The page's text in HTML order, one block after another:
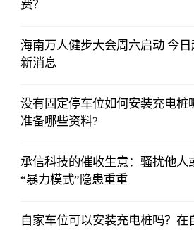
费？
海南万人健步大会周六启动 今
新消息
没有固定停车位如何安装充电桩
准备哪些资料?
承信科技的催收生意：骚扰他人
“暴力模式”隐患重重
自家车位可以安装充电桩吗？在